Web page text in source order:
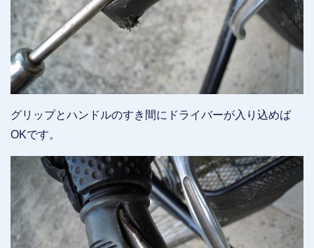
グリップとハンドルのすき間にドライバーが入り込めば
OKです。